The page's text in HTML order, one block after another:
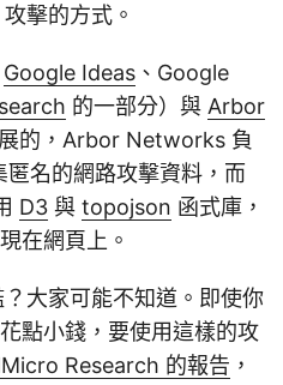
擊的方式。
Google Ideas 、Google
的一部分）與 Arbor
的，Arbor Networks 負
名的網路攻擊資料，而
D3 與 topojson 函式庫，
在網頁上。
大家可能不知道。即使你
點小錢，要使用這樣的攻
Research 的報告 ，